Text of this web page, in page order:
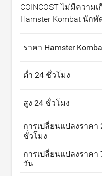
COINCOST ไม่มีความ
Hamster Kombat นั
ราคา Hamster
ต่ำ 24 ชั่วโมง
สูง 24 ชั่วโมง
การเปลี่ยนแปลงราคา
ชั่วโมง
การเปลี่ยนแปลงราคา
วัน